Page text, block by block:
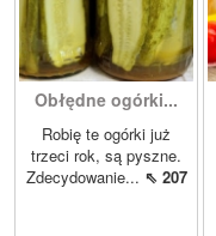
Obłędne ogórki...
Robię te ogórki już
trzeci rok, są pyszne.
Zdecydowanie... ⇖ 207